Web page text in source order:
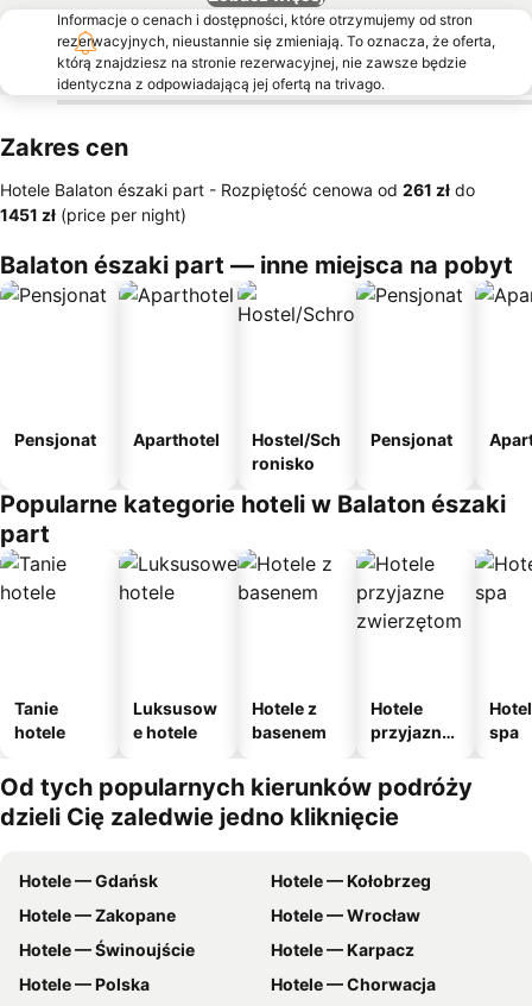
Informacje o cenach i dostępności, które otrzymujemy od stron
rezerwacyjnych, nieustannie się zmieniają. To oznacza, że oferta,
którą znajdziesz na stronie rezerwacyjnej, nie zawsze będzie
identyczna z odpowiadającą jej ofertą na trivago.
Zakres cen
Hotele Balaton északi part - Rozpiętość cenowa od ‎261 zł do
‎1451 zł (price per night)
Balaton északi part — inne miejsca na pobyt
Pensjonat Aparthotel
Hostel/Sch
ronisko
Pensjonat
Popularne kategorie hoteli w Balaton északi
part
Tanie
hotele
Luksusow
e hotele
Hotele z
basenem
Hotele
przyjazne
m
spa
Od tych popularnych kierunków podróży
dzieli Cię zaledwie jedno kliknięcie
Hotele — Gdańsk
Hotele — Kołobrzeg
Hotele — Zakopane
Hotele — Wrocław
Hotele — Świnoujście
Hotele — Karpacz
Hotele — Polska
Hotele — Chorwacja